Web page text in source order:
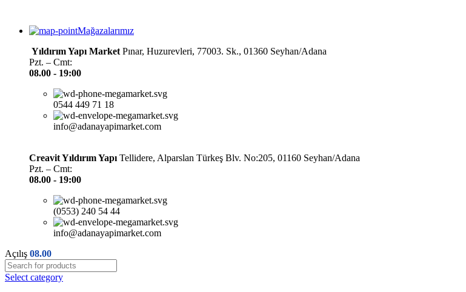
Mağazalarımız
Yıldırım Yapı Market Pınar, Huzurevleri, 77003. Sk., 01360 Seyhan/Adana
Pzt. – Cmt:
08.00 - 19:00
0544 449 71 18
info@adanayapimarket.com
Creavit Yıldırım Yapı Tellidere, Alparslan Türkeş Blv. No:205, 01160 Seyhan/Adana
Pzt. – Cmt:
08.00 - 19:00
(0553) 240 54 44
info@adanayapimarket.com
Açılış 08.00
Select category